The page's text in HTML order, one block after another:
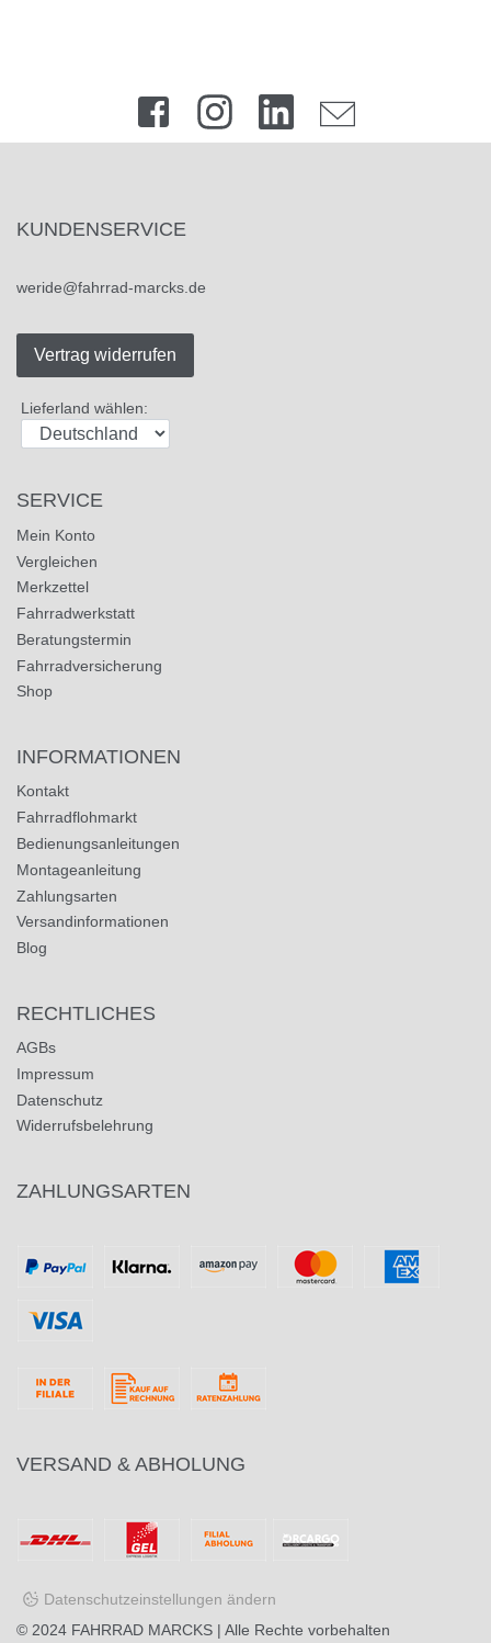
KUNDENSERVICE
weride@fahrrad-marcks.de
Vertrag widerrufen
Lieferland wählen:
SERVICE
Mein Konto
Vergleichen
Merkzettel
Fahrradwerkstatt
Beratungstermin
Fahrradversicherung
Shop
INFORMATIONEN
Kontakt
Fahrradflohmarkt
Bedienungsanleitungen
Montageanleitung
Zahlungsarten
Versandinformationen
Blog
RECHTLICHES
AGBs
Impressum
Datenschutz
Widerrufsbelehrung
ZAHLUNGSARTEN
VERSAND & ABHOLUNG
Datenschutzeinstellungen ändern
© 2024 FAHRRAD MARCKS | Alle Rechte vorbehalten